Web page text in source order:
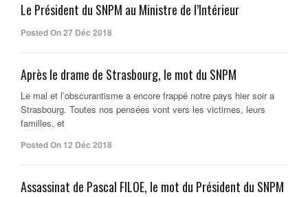
Le Président du SNPM au Ministre de l’Intérieur
Posted On 27 Déc 2018
Après le drame de Strasbourg, le mot du SNPM
Le mal et l’obscurantisme a encore frappé notre pays hier soir a
Strasbourg. Toutes nos pensées vont vers les victimes, leurs
familles, et
Posted On 12 Déc 2018
Assassinat de Pascal FILOE, le mot du Président du SNPM